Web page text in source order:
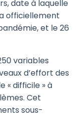
date à laquelle
officiellement
et le 26
variables
d’effort des
« difficile » à
Cet
sous-